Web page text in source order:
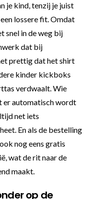
je kind, tenzij je juist
lossere fit. Omdat
snel in de weg bij
dat bij
prettig dat het shirt
kinder kickboks
verdwaalt. Wie
er automatisch wordt
net iets
En als de bestelling
nog eens gratis
wat de rit naar de
maakt.
op de